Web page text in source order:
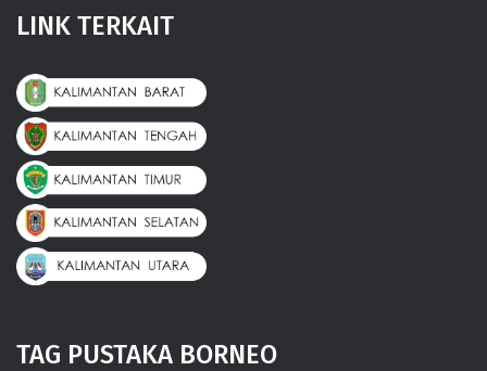
LINK TERKAIT
TAG PUSTAKA BORNEO